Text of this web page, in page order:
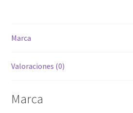
Marca
Valoraciones (0)
Marca